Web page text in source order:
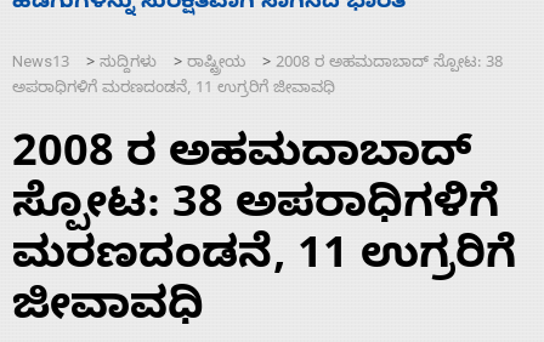
News13 > ಸುದ್ದಿಗಳು > ರಾಷ್ಟ್ರೀಯ > 2008 ರ ಅಹಮದಾಬಾದ್ ಸ್ಪೋಟ: 38
ಅಪರಾಧಿಗಳಿಗೆ ಮರಣದಂಡನೆ, 11 ಉಗ್ರರಿಗೆ ಜೀವಾವಧಿ
2008 ರ ಅಹಮದಾಬಾದ್
ಸ್ಪೋಟ: 38 ಅಪರಾಧಿಗಳಿಗೆ
ಮರಣದಂಡನೆ, 11 ಉಗ್ರರಿಗೆ
ಜೀವಾವಧಿ